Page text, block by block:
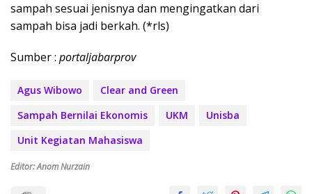
sampah sesuai jenisnya dan mengingatkan dari
sampah bisa jadi berkah. (*rls)
Sumber : portaljabarprov
Agus Wibowo
Clear and Green
Sampah Bernilai Ekonomis
UKM
Unisba
Unit Kegiatan Mahasiswa
Editor: Anom Nurzain